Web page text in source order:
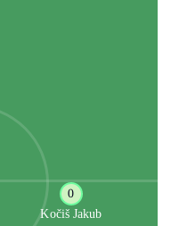
0
Kočiš Jakub